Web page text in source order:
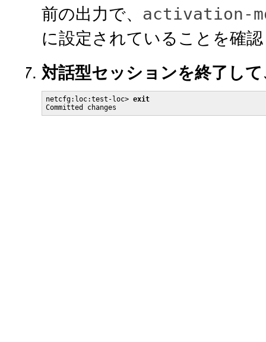
前の出力で、 activation-
に設定されていることを確
対話型セッションを終了し
netcfg:loc:test-loc> exit
Committed changes